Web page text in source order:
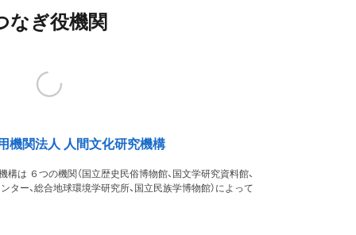
なぎ役機関
機関法人 人間文化研究機構
は ６つの機関（国立歴史民俗博物館、国文学研究資料館、
ター、総合地球環境学研究所、国立民族学博物館）によって